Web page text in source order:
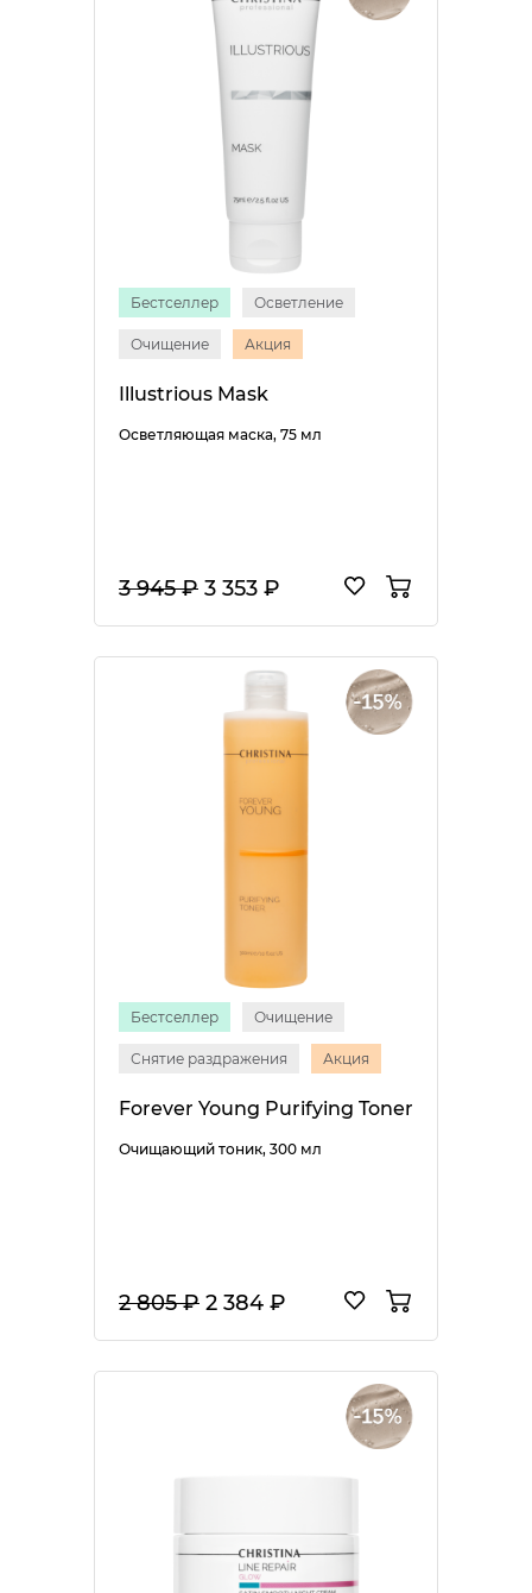
Бестселлер Осветление
Очищение Акция
Illustrious Mask
Осветляющая маска, 75 мл
3 945 ₽ 3 353 ₽
Бестселлер Очищение
Снятие раздражения Акция
Forever Young Purifying Toner
Очищающий тоник, 300 мл
2 805 ₽ 2 384 ₽